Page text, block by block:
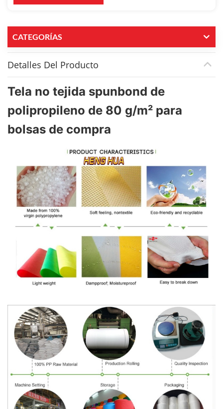
CATEGORÍAS
Detalles Del Producto
Tela no tejida spunbond de
polipropileno de 80 g/m² para
bolsas de compra